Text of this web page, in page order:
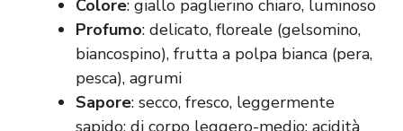
Colore: giallo paglierino chiaro, luminoso
Profumo: delicato, floreale (gelsomino,
biancospino), frutta a polpa bianca (pera,
pesca), agrumi
Sapore: secco, fresco, leggermente